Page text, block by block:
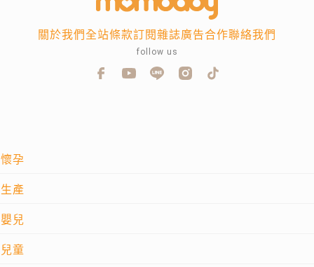
懷孕
生產
嬰兒
兒童
關於我們全站條款訂閱雜誌廣告合作聯絡我們
follow us